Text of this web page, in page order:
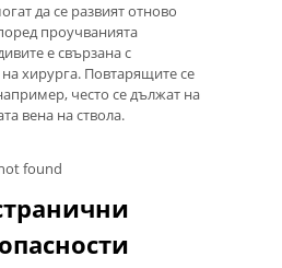
да се развият отново
проучванията
е свързана с
хирурга. Повтарящите се
често се дължат на
вена на ствола.
found